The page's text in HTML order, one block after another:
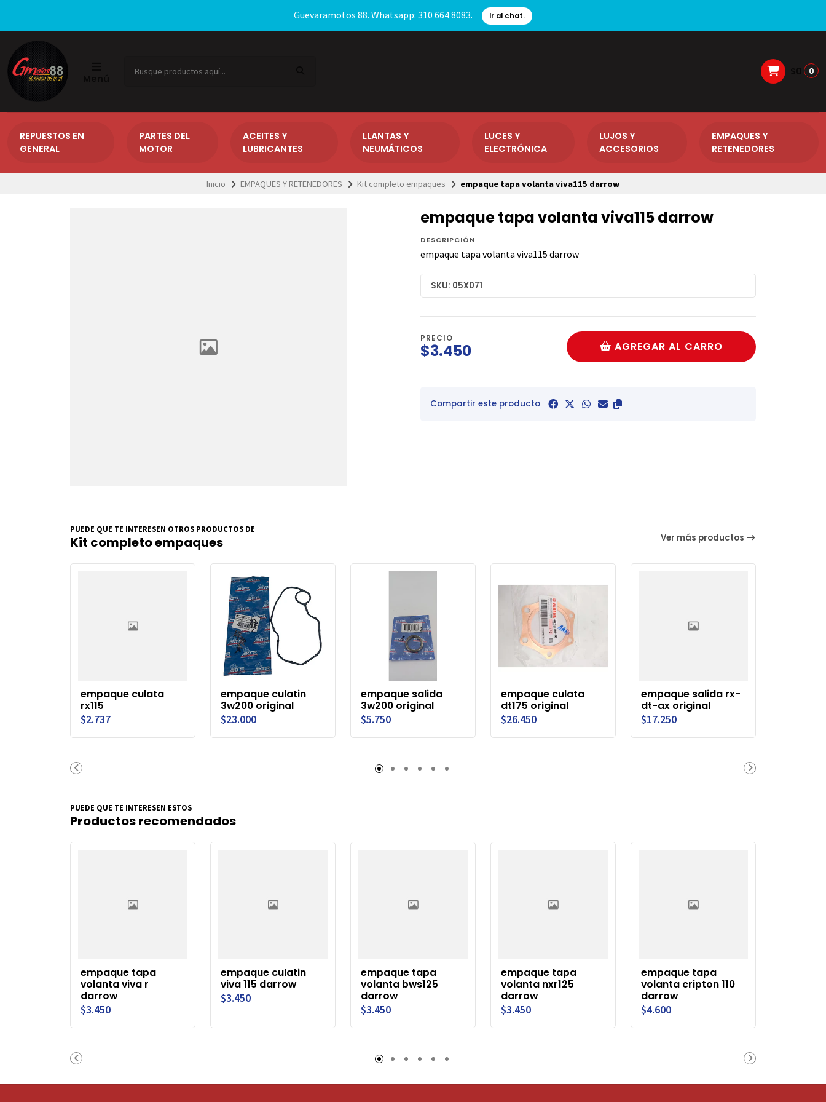
Guevaramotos 88. Whatsapp: 310 664 8083. Ir al chat.
0
REPUESTOS EN
GENERAL
PARTES DEL
MOTOR
ACEITES Y
LUBRICANTES
LLANTAS Y
NEUMÁTICOS
LUCES Y
ELECTRÓNICA
LUJOS Y
ACCESORIOS
EMPAQUES Y
RETENEDORES
Inicio EMPAQUES Y RETENEDORES Kit completo empaques empaque tapa volanta viva115 darrow
empaque tapa volanta viva115 darrow
DESCRIPCIÓN
empaque tapa volanta viva115 darrow
SKU: 05X071
PRECIO
$3.450 AGREGAR AL CARRO
Compartir este producto
PUEDE QUE TE INTERESEN OTROS PRODUCTOS DE
Kit completo empaques Ver más productos
empaque culata
rx115
$2.737
empaque culatin
3w200 original
$23.000
empaque salida
3w200 original
$5.750
empaque culata
dt175 original
$26.450
empaque salida rx-
dt-ax original
$17.250
PUEDE QUE TE INTERESEN ESTOS
Productos recomendados
empaque tapa
volanta viva r
darrow
$3.450
empaque culatin
viva 115 darrow
$3.450
empaque tapa
volanta bws125
darrow
$3.450
empaque tapa
volanta nxr125
darrow
$3.450
empaque tapa
volanta cripton 110
darrow
$4.600